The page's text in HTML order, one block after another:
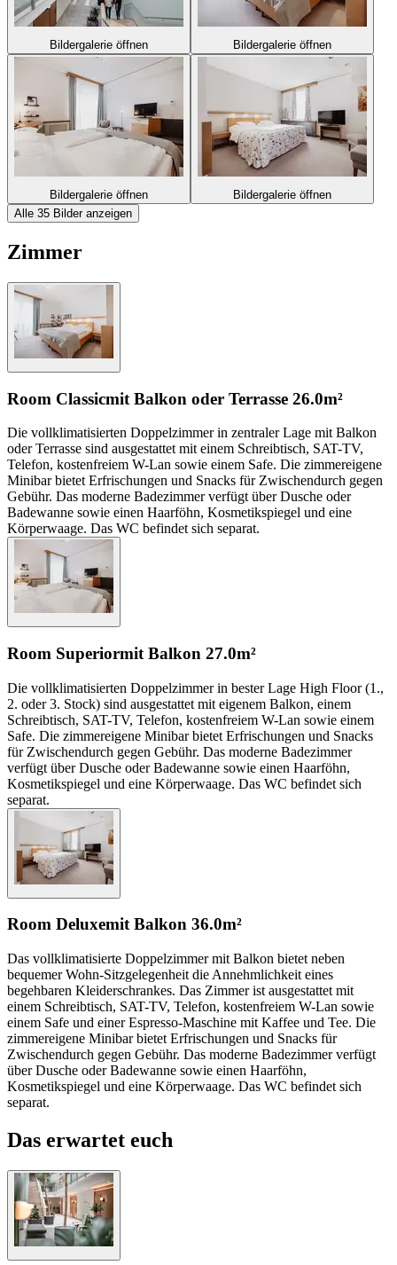
Bildergalerie öffnen Bildergalerie öffnen
Bildergalerie öffnen
Bildergalerie öffnen
Alle 35 Bilder anzeigen
Zimmer
Room Classicmit Balkon oder Terrasse 26.0m²
Die vollklimatisierten Doppelzimmer in zentraler Lage mit Balkon
oder Terrasse sind ausgestattet mit einem Schreibtisch, SAT-TV,
Telefon, kostenfreiem W-Lan sowie einem Safe. Die zimmereigene
Minibar bietet Erfrischungen und Snacks für Zwischendurch gegen
Gebühr. Das moderne Badezimmer verfügt über Dusche oder
Badewanne sowie einen Haarföhn, Kosmetikspiegel und eine
Körperwaage. Das WC befindet sich separat.
Room Superiormit Balkon 27.0m²
Die vollklimatisierten Doppelzimmer in bester Lage High Floor (1.,
2. oder 3. Stock) sind ausgestattet mit eigenem Balkon, einem
Schreibtisch, SAT-TV, Telefon, kostenfreiem W-Lan sowie einem
Safe. Die zimmereigene Minibar bietet Erfrischungen und Snacks
für Zwischendurch gegen Gebühr. Das moderne Badezimmer
verfügt über Dusche oder Badewanne sowie einen Haarföhn,
Kosmetikspiegel und eine Körperwaage. Das WC befindet sich
separat.
Room Deluxemit Balkon 36.0m²
Das vollklimatisierte Doppelzimmer mit Balkon bietet neben
bequemer Wohn-Sitzgelegenheit die Annehmlichkeit eines
begehbaren Kleiderschrankes. Das Zimmer ist ausgestattet mit
einem Schreibtisch, SAT-TV, Telefon, kostenfreiem W-Lan sowie
einem Safe und einer Espresso-Maschine mit Kaffee und Tee. Die
zimmereigene Minibar bietet Erfrischungen und Snacks für
Zwischendurch gegen Gebühr. Das moderne Badezimmer verfügt
über Dusche oder Badewanne sowie einen Haarföhn,
Kosmetikspiegel und eine Körperwaage. Das WC befindet sich
separat.
Das erwartet euch